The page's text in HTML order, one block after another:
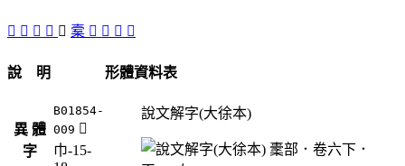
𡇈 󷱄 𢄿 𢅍 󷱆 槖 󷱇 󷱃 󷱅 󷱂
說 明
異 體
字
B01854-
009 󷱆
巾-15-
形體資料表
說文解字(大徐本)